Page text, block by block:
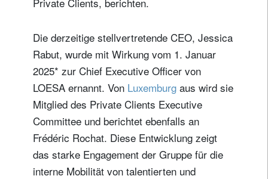
Die derzeitige stellvertretende CEO, Jessica
Rabut, wurde mit Wirkung vom 1. Januar
2025* zur Chief Executive Officer von
LOESA ernannt. Von Luxemburg aus wird sie
Mitglied des Private Clients Executive
Committee und berichtet ebenfalls an
Frédéric Rochat. Diese Entwicklung zeigt
das starke Engagement der Gruppe für die
interne Mobilität von talentierten und